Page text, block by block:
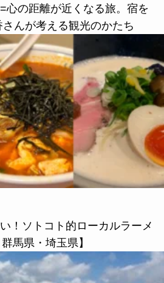
心の距離が近くなる旅。宿を
んが考える観光のかたち
！ソトコト的ローカルラーメ
馬県・埼玉県】